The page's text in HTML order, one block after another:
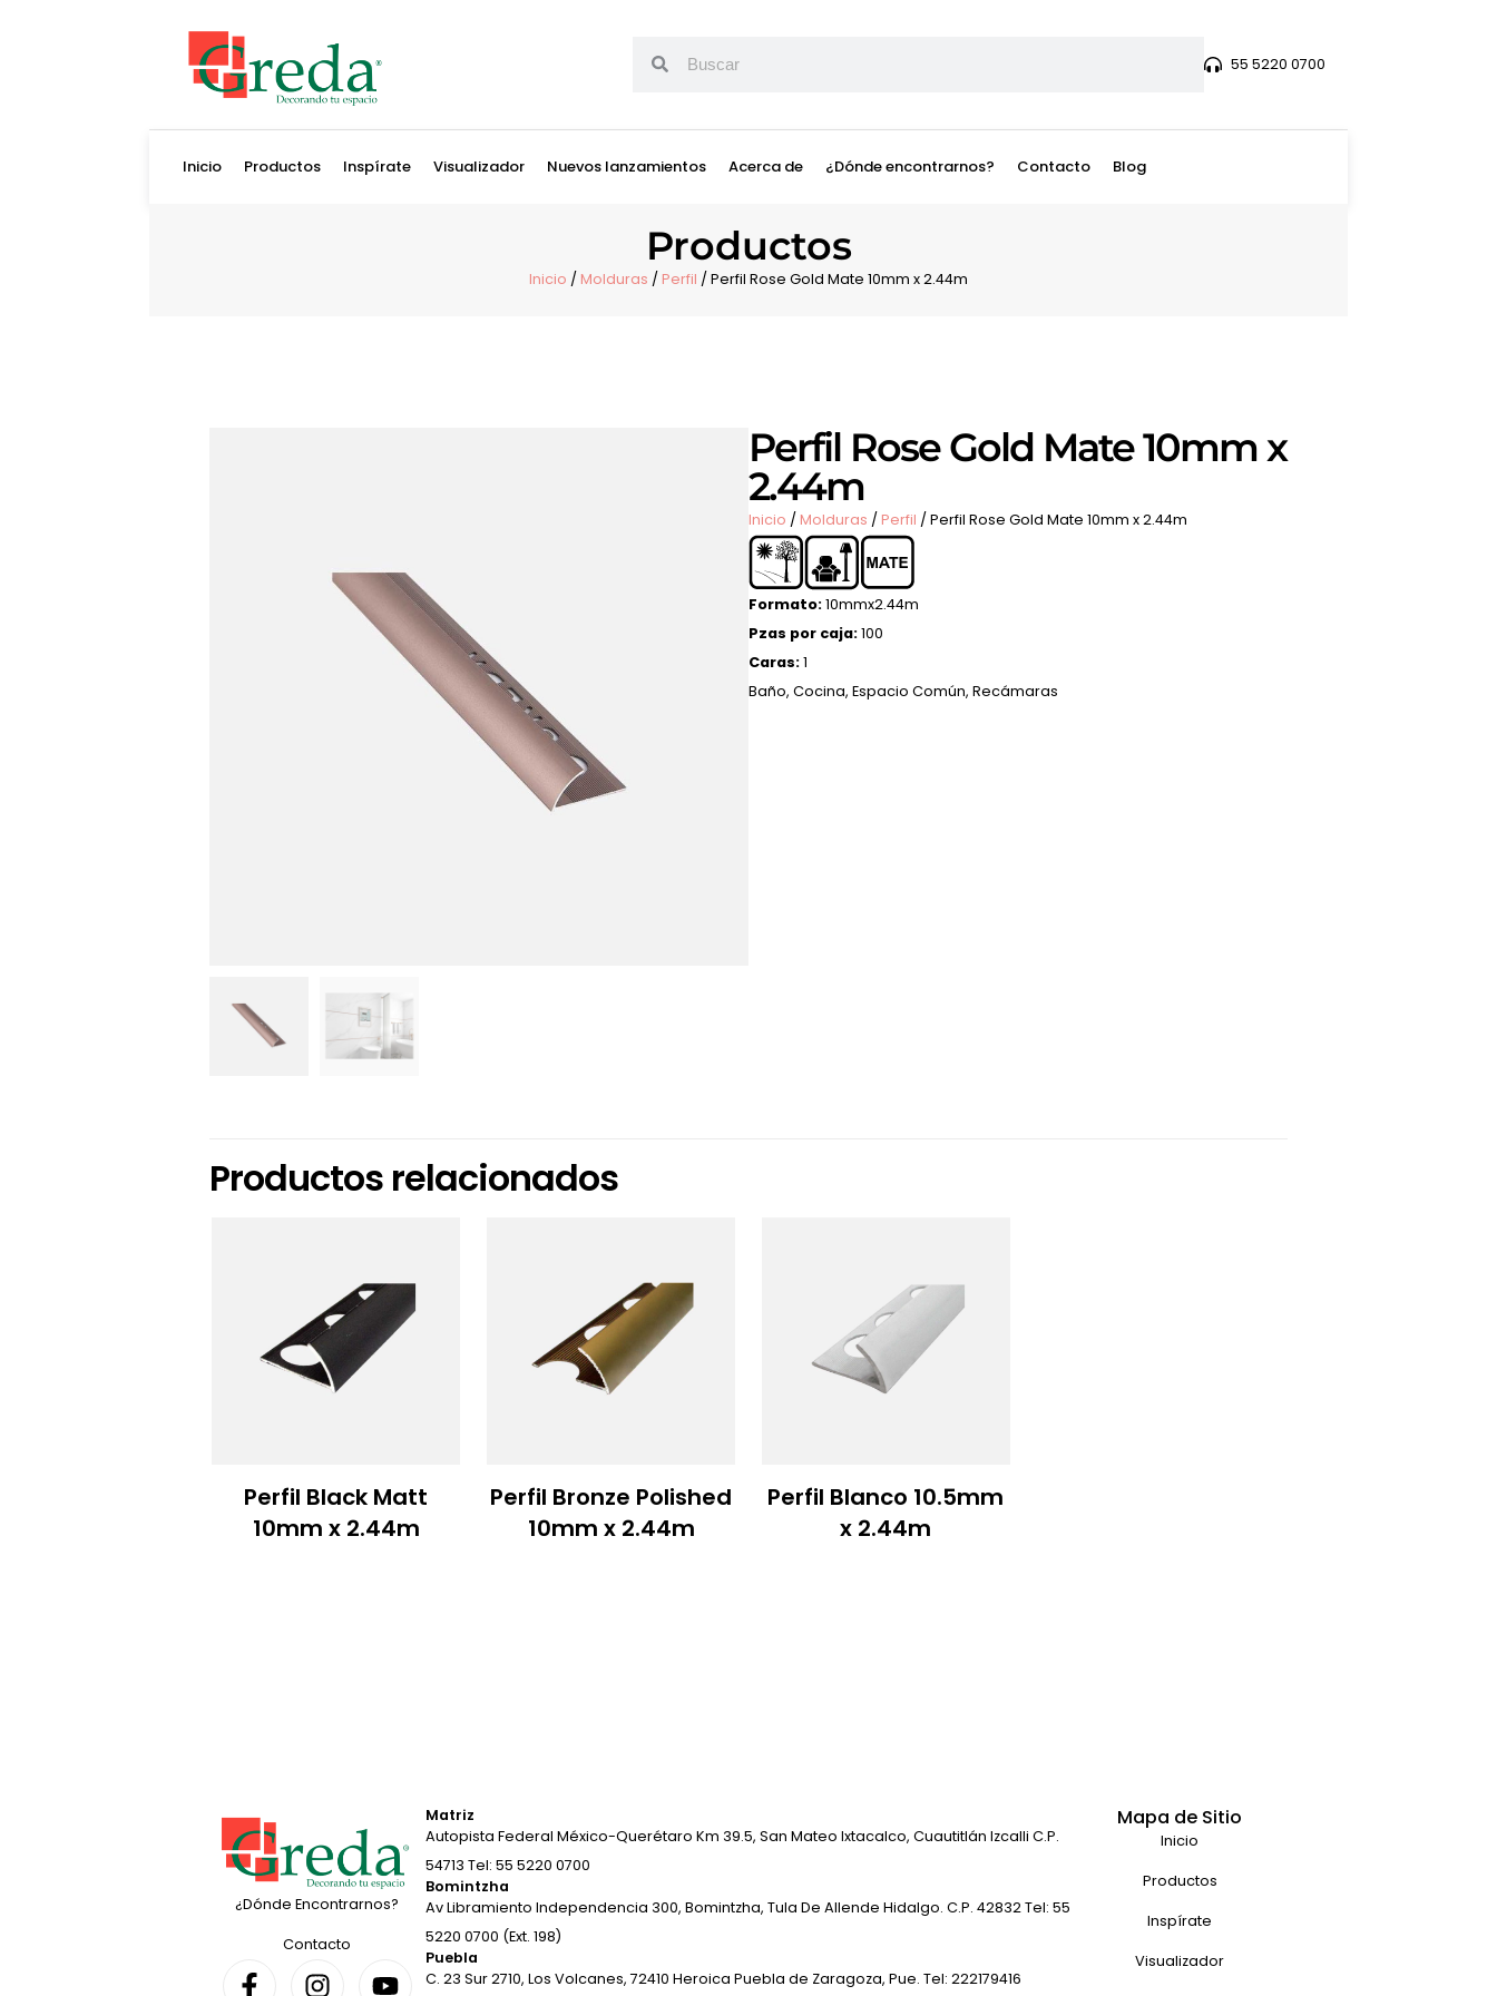
55 5220 0700
Inicio Productos Inspírate Visualizador Nuevos lanzamientos Acerca de ¿Dónde encontrarnos? Contacto Blog
Productos
Inicio / Molduras / Perfil / Perfil Rose Gold Mate 10mm x 2.44m
Perfil Rose Gold Mate 10mm x
2.44m
Inicio / Molduras / Perfil / Perfil Rose Gold Mate 10mm x 2.44m
Formato:10mmx2.44m
Pzas por caja:100
Caras:1
Baño, Cocina, Espacio Común, Recámaras
Productos relacionados
Perfil Black Matt
10mm x 2.44m
Perfil Bronze Polished
10mm x 2.44m
Perfil Blanco 10.5mm
x 2.44m
¿Dónde Encontrarnos?
Contacto
Matriz
Autopista Federal México-Querétaro Km 39.5, San Mateo Ixtacalco, Cuautitlán Izcalli C.P.
54713 Tel: 55 5220 0700
Bomintzha
Av Libramiento Independencia 300, Bomintzha, Tula De Allende Hidalgo. C.P. 42832 Tel: 55
5220 0700 (Ext. 198)
Puebla
C. 23 Sur 2710, Los Volcanes, 72410 Heroica Puebla de Zaragoza, Pue. Tel: 222179416
Mapa de Sitio
Inicio
Productos
Inspírate
Visualizador